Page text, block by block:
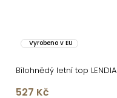
Vyrobeno v EU
Bílohnědý letní top LENDIA
527 Kč